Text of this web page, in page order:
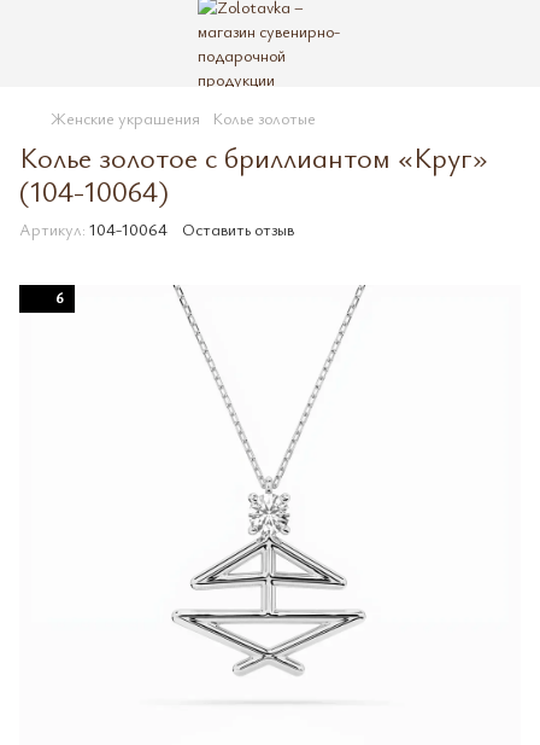
Женские украшения Колье золотые
Колье золотое с бриллиантом «Круг»
(104-10064)
Артикул: 104-10064 Оставить отзыв
6